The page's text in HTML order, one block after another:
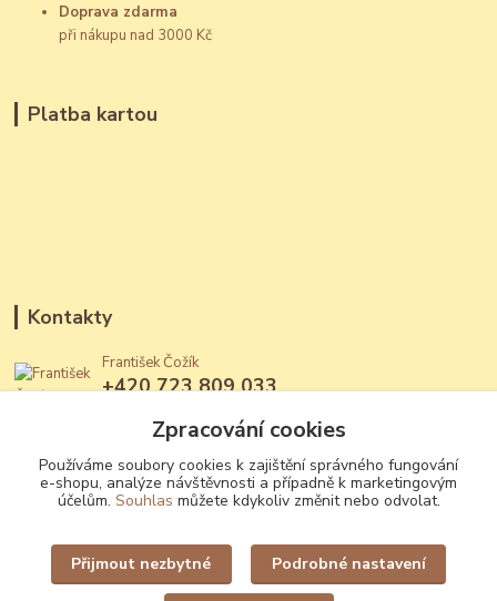
Doprava zdarma
při nákupu nad 3000 Kč
Platba kartou
Kontakty
František Čožík
+420 723 809 033
Zpracování cookies
Používáme soubory cookies k zajištění správného fungování
e-shopu, analýze návštěvnosti a případně k marketingovým
účelům. Souhlas můžete kdykoliv změnit nebo odvolat.
Přijmout nezbytné Podrobné nastavení